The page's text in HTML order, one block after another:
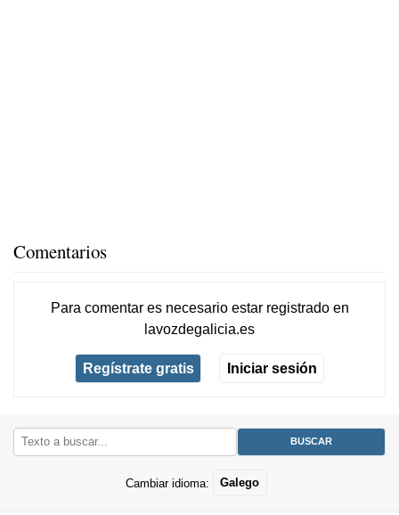
Comentarios
Para comentar es necesario estar registradoen
lavozdegalicia.es
Regístrate gratis Iniciar sesión
Cambiar idioma: Galego